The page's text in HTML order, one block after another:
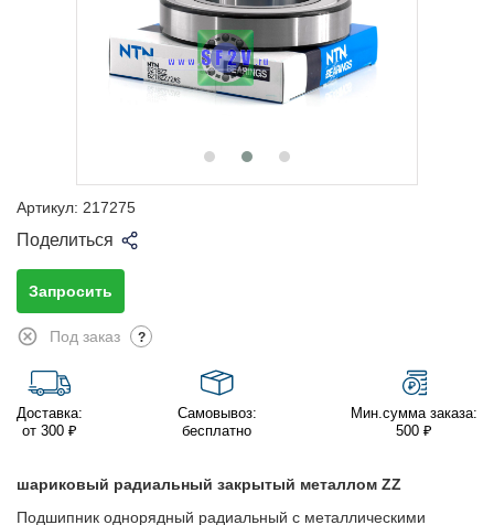
Артикул: 217275
Поделиться
Запросить
Под заказ ?
Доставка:
от 300 ₽
Самовывоз:
бесплатно
Мин.сумма заказа:
500 ₽
шариковый радиальный закрытый металлом ZZ
Подшипник однорядный радиальный с металлическими